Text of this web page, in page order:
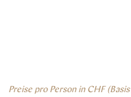
Preise pro Person in CHF (Basis